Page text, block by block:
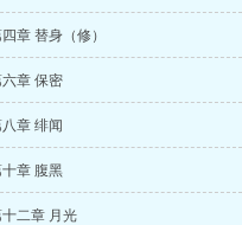
章 替身（修）
章 保密
章 绯闻
章 腹黑
二章 月光